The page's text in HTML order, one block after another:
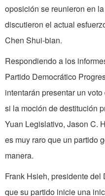
oposición se reunieron en
discutieron el actual
Chen Shui-bian.
Respondiendo a los
Partido Democrático
intentarán presentar un
si la moción de destitución
Yuan Legislativo, Jason C.
es muy raro que un partido
manera.
Frank Hsieh, presidente
que su partido inicie una